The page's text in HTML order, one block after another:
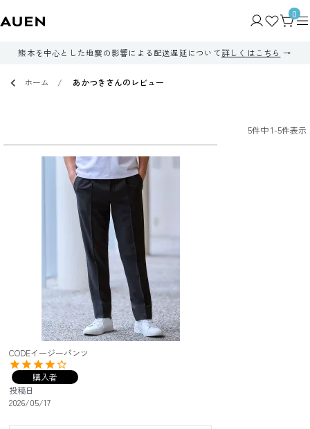
0
熊本を中心とした地震の影響による配送遅延について詳しくはこちら
ホーム あかつきさんのレビュー
5件中1-5件表示
CODEイージーパンツ
購入者
投稿日
2026/05/17